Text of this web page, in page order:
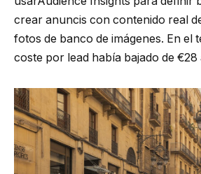
crear anuncis con contenido real
fotos de banco de imágenes. En el
coste por lead había bajado de €28